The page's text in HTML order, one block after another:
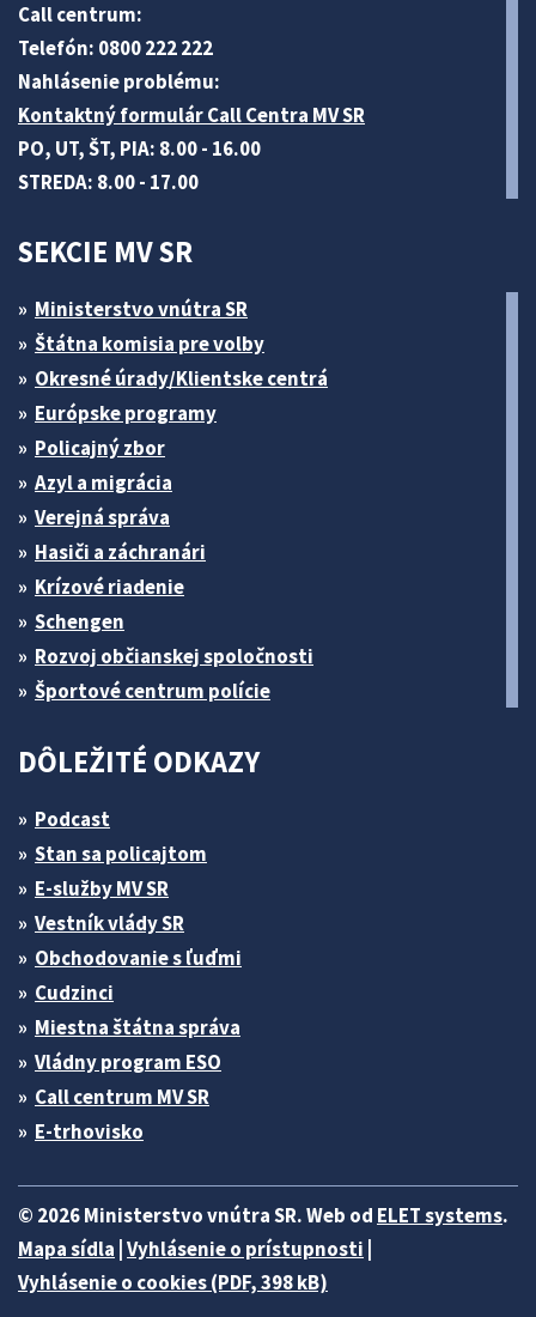
Call centrum:
Telefón: 0800 222 222
Nahlásenie problému:
Kontaktný formulár Call Centra MV SR
PO, UT, ŠT, PIA: 8.00 - 16.00
STREDA: 8.00 - 17.00
SEKCIE MV SR
Ministerstvo vnútra SR
Štátna komisia pre volby
Okresné úrady/Klientske centrá
Európske programy
Policajný zbor
Azyl a migrácia
Verejná správa
Hasiči a záchranári
Krízové riadenie
Schengen
Rozvoj občianskej spoločnosti
Športové centrum polície
DÔLEŽITÉ ODKAZY
Podcast
Stan sa policajtom
E-služby MV SR
Vestník vlády SR
Obchodovanie s ľuďmi
Cudzinci
Miestna štátna správa
Vládny program ESO
Call centrum MV SR
E-trhovisko
© 2026 Ministerstvo vnútra SR. Web od ELET systems.
Mapa sídla Vyhlásenie o prístupnosti
Vyhlásenie o cookies (PDF, 398 kB)